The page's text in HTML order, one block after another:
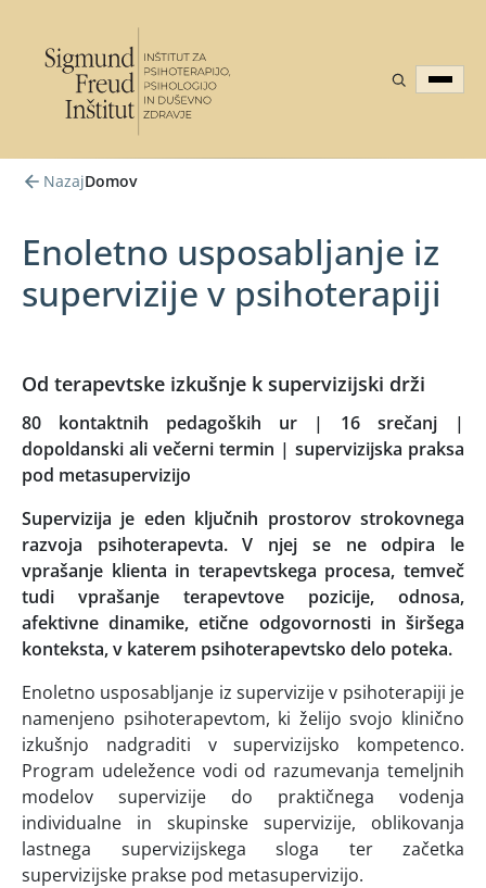
NazajDomov
Enoletno usposabljanje iz
supervizije v psihoterapiji
Od terapevtske izkušnje k supervizijski drži
80 kontaktnih pedagoških ur | 16 srečanj |
dopoldanski ali večerni termin | supervizijska praksa
pod metasupervizijo
Supervizija je eden ključnih prostorov strokovnega
razvoja psihoterapevta. V njej se ne odpira le
vprašanje klienta in terapevtskega procesa, temveč
tudi vprašanje terapevtove pozicije, odnosa,
afektivne dinamike, etične odgovornosti in širšega
konteksta, v katerem psihoterapevtsko delo poteka.
Enoletno usposabljanje iz supervizije v psihoterapiji je
namenjeno psihoterapevtom, ki želijo svojo klinično
izkušnjo nadgraditi v supervizijsko kompetenco.
Program udeležence vodi od razumevanja temeljnih
modelov supervizije do praktičnega vodenja
individualne in skupinske supervizije, oblikovanja
lastnega supervizijskega sloga ter začetka
supervizijske prakse pod metasupervizijo.